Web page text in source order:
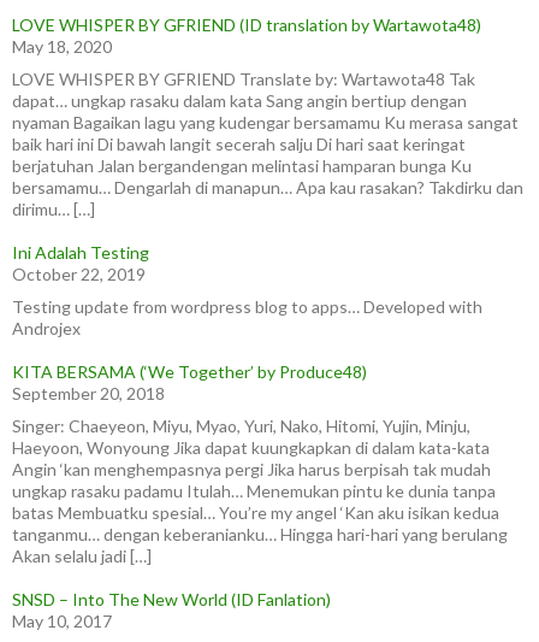
LOVE WHISPER BY GFRIEND (ID translation by Wartawota48)
May 18, 2020
LOVE WHISPER BY GFRIEND Translate by: Wartawota48 Tak
dapat… ungkap rasaku dalam kata Sang angin bertiup dengan
nyaman Bagaikan lagu yang kudengar bersamamu Ku merasa sangat
baik hari ini Di bawah langit secerah salju Di hari saat keringat
berjatuhan Jalan bergandengan melintasi hamparan bunga Ku
bersamamu… Dengarlah di manapun… Apa kau rasakan? Takdirku dan
dirimu… […]
Ini Adalah Testing
October 22, 2019
Testing update from wordpress blog to apps… Developed with
Androjex
KITA BERSAMA (‘We Together’ by Produce48)
September 20, 2018
Singer: Chaeyeon, Miyu, Myao, Yuri, Nako, Hitomi, Yujin, Minju,
Haeyoon, Wonyoung Jika dapat kuungkapkan di dalam kata-kata
Angin ‘kan menghempasnya pergi Jika harus berpisah tak mudah
ungkap rasaku padamu Itulah… Menemukan pintu ke dunia tanpa
batas Membuatku spesial… You’re my angel ‘Kan aku isikan kedua
tanganmu… dengan keberanianku… Hingga hari-hari yang berulang
Akan selalu jadi […]
SNSD – Into The New World (ID Fanlation)
May 10, 2017